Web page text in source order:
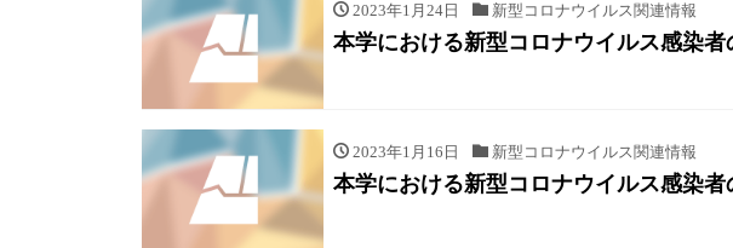
2023年1月24日 新型コロナウイルス関連情報
本学における新型コロナウイルス感染者
2023年1月16日 新型コロナウイルス関連情報
本学における新型コロナウイルス感染者